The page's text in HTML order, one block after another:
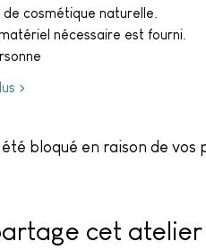
de cosmétique naturelle.
nécessaire est fourni.
>
bloqué en raison de
cet atelier